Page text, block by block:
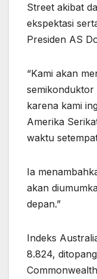
Street akibat
ekspektasi
Presiden AS
“Kami akan
karena kami
Amerika
waktu
Ia
akan
depan.”
Indeks
8.824,